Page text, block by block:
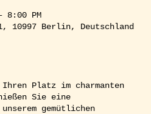
8:00 PM
10997 Berlin, Deutschland
Platz im charmanten
Sie eine
gemütlichen